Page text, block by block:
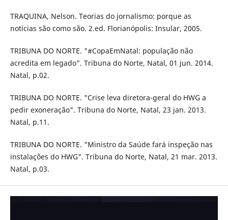
TRAQUINA, Nelson. Teorias do jornalismo: porque as
notícias são como são. 2.ed. Florianópolis: Insular, 2005.
TRIBUNA DO NORTE. "#CopaEmNatal: população não
acredita em legado". Tribuna do Norte, Natal, 01 jun. 2014.
Natal, p.02.
TRIBUNA DO NORTE. "Crise leva diretora-geral do HWG a
pedir exoneração". Tribuna do Norte, Natal, 23 jan. 2013.
Natal, p.11.
TRIBUNA DO NORTE. "Ministro da Saúde fará inspeção nas
instalações do HWG". Tribuna do Norte, Natal, 21 mar. 2013.
Natal, p.03.